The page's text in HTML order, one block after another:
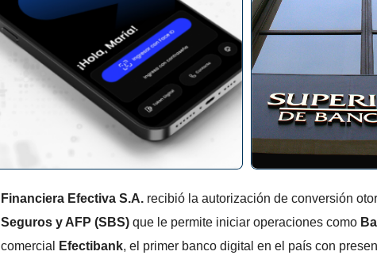
Financiera Efectiva S.A. recibió la autorización de conversión
Seguros y AFP (SBS) que le permite iniciar operaciones como
comercial
Efectibank, el primer banco digital en el país con